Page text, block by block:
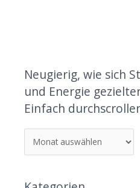
Neugierig, wie sich
und Energie
Einfach